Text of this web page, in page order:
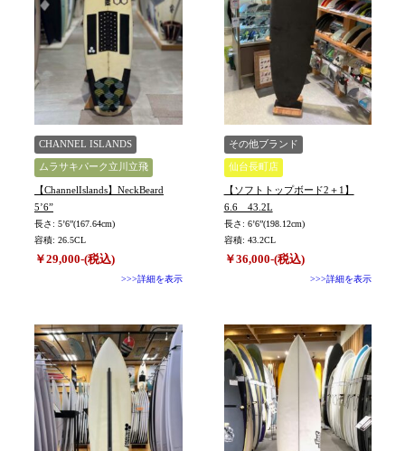
CHANNEL ISLANDS
ムラサキパーク立川立飛
【ChannelIslands】NeckBeard
5’6”
長さ: 5’6”(167.64cm)
容積: 26.5CL
￥29,000-(税込)
>>>詳細を表示
その他ブランド
仙台長町店
【ソフトトップボード2＋1】
6.6 43.2L
長さ: 6’6”(198.12cm)
容積: 43.2CL
￥36,000-(税込)
>>>詳細を表示